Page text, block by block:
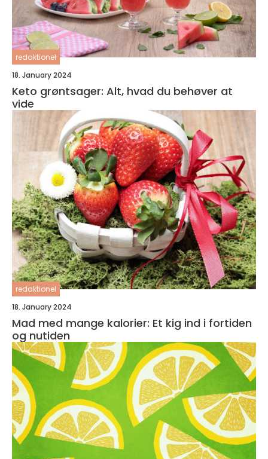
redaktionel
18. January 2024
Keto grøntsager: Alt, hvad du behøver at
vide
redaktionel
18. January 2024
Mad med mange kalorier: Et kig ind i fortiden
og nutiden